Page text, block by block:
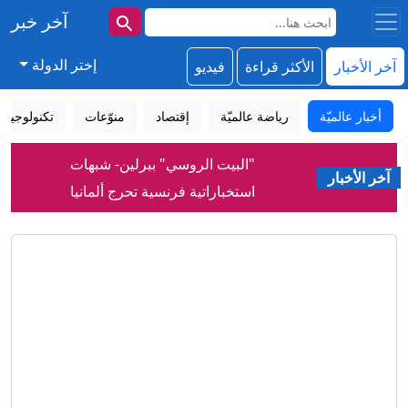
آخر خبر
آخر الأخبار الأكثر قراءة فيديو إختر الدولة
أخبار عالميّة رياضة عالميّة إقتصاد منوّعات تكنولوجيا
آخر الأخبار
"البيت الروسي" ببرلين- شبهات
استخباراتية فرنسية تحرج ألمانيا
قائمة بالاتحادات المعارضة والمؤيدة